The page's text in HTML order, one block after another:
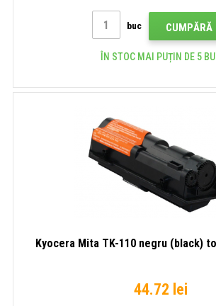
buc CUMPĂRĂ
ÎN STOC MAI PUȚIN DE 5
Kyocera Mita TK-110 negru (black)
44.72 lei